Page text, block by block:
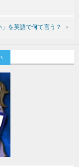
を英語で何て言う？